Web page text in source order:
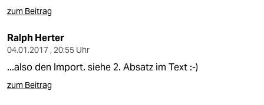
zum Beitrag
Ralph Herter
04.01.2017 , 20:55 Uhr
...also den Import. siehe 2. Absatz im Text :-)
zum Beitrag